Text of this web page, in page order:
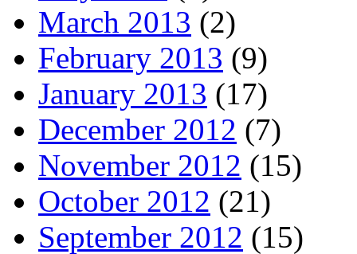
March 2013 (2)
February 2013 (9)
January 2013 (17)
December 2012 (7)
November 2012 (15)
October 2012 (21)
September 2012 (15)